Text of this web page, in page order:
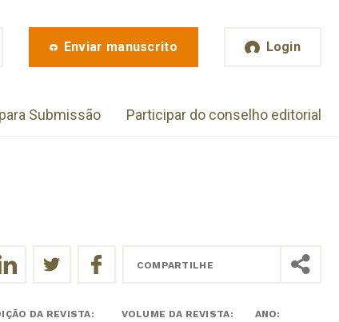
Enviar manuscrito Login
Submissão Participar do conselho editorial
COMPARTILHE
DA REVISTA: VOLUME DA REVISTA: ANO: